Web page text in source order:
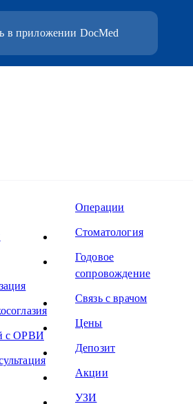
в приложении DocMed
нет
ция
с ОРВИ
Операции
Стоматология
Годовое
сопровождение
Связь с врачом
Цены
Депозит
Акции
УЗИ